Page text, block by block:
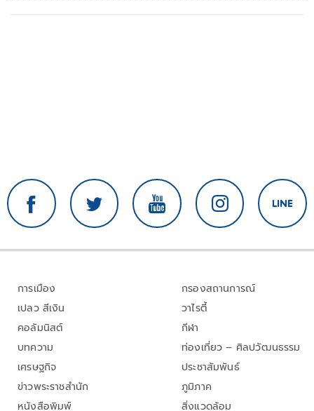
การเมือง
เปลว สีเงิน
คอลัมนิสต์
บทความ
เศรษฐกิจ
ข่าวพระราชสำนัก
หนังสือพิมพ์
กรองสถานการณ์
วาไรตี้
กีฬา
ท่องเที่ยว – ศิลปวัฒนธรรม
ประชาสัมพันธ์
ภูมิภาค
สิ่งแวดล้อม